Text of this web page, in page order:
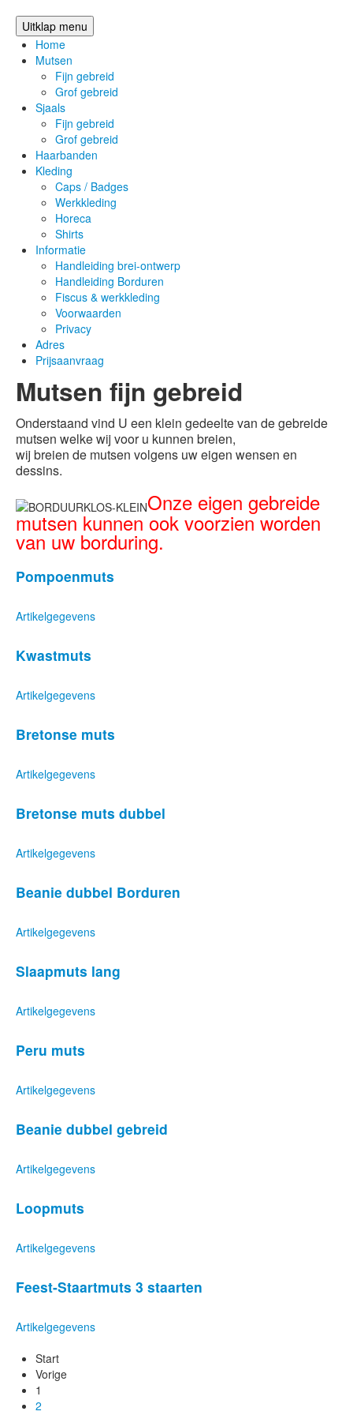
Uitklap menu
Home
Mutsen
Fijn gebreid
Grof gebreid
Sjaals
Fijn gebreid
Grof gebreid
Haarbanden
Kleding
Caps / Badges
Werkkleding
Horeca
Shirts
Informatie
Handleiding brei-ontwerp
Handleiding Borduren
Fiscus & werkkleding
Voorwaarden
Privacy
Adres
Prijsaanvraag
Mutsen fijn gebreid
Onderstaand vind U een klein gedeelte van de gebreide
mutsen welke wij voor u kunnen breien,
wij breien de mutsen volgens uw eigen wensen en
dessins.
Onze eigen gebreide
mutsen kunnen ook voorzien worden
van uw borduring.
Pompoenmuts
Artikelgegevens
Kwastmuts
Artikelgegevens
Bretonse muts
Artikelgegevens
Bretonse muts dubbel
Artikelgegevens
Beanie dubbel Borduren
Artikelgegevens
Slaapmuts lang
Artikelgegevens
Peru muts
Artikelgegevens
Beanie dubbel gebreid
Artikelgegevens
Loopmuts
Artikelgegevens
Feest-Staartmuts 3 staarten
Artikelgegevens
Start
Vorige
1
2